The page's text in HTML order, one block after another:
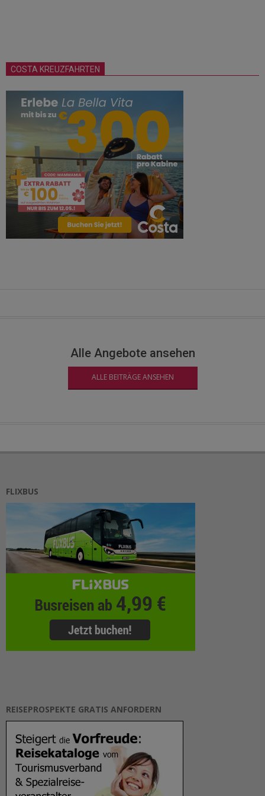
COSTA KREUZFAHRTEN
Alle Angebote ansehen
ALLE BEITRÄGE ANSEHEN
FLIXBUS
REISEPROSPEKTE GRATIS ANFORDERN